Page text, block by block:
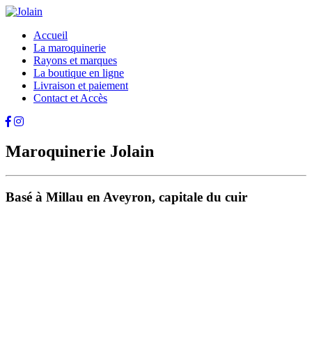
Accueil
La maroquinerie
Rayons et marques
La boutique en ligne
Livraison et paiement
Contact et Accès
Maroquinerie Jolain
Basé à Millau en Aveyron, capitale du cuir